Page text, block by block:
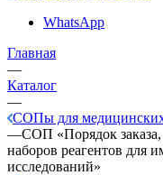
WhatsApp
Главная
—
Каталог
—
СОПы для
—СОП «Порядок
наборов реагентов для
исследований»